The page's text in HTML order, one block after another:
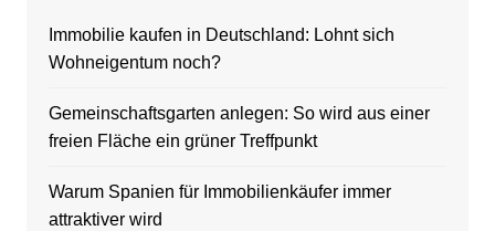
Immobilie kaufen in Deutschland: Lohnt sich
Wohneigentum noch?
Gemeinschaftsgarten anlegen: So wird aus einer
freien Fläche ein grüner Treffpunkt
Warum Spanien für Immobilienkäufer immer
attraktiver wird